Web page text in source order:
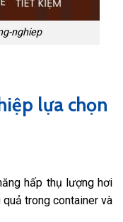
nghiep
lựa chọn
hấp thụ lượng hơi
trong container và